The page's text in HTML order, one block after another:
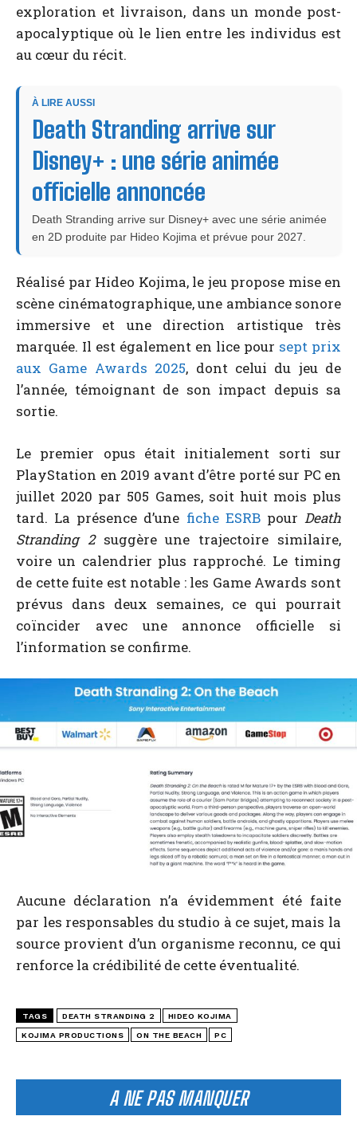
A NE PAS MANQUER
exploration et livraison, dans un monde post-
apocalyptique où le lien entre les individus est
au cœur du récit.
À LIRE AUSSI
Death Stranding arrive sur
Disney+ : une série animée
officielle annoncée
Death Stranding arrive sur Disney+ avec une série animée
en 2D produite par Hideo Kojima et prévue pour 2027.
Réalisé par Hideo Kojima, le jeu propose mise en
scène cinématographique, une ambiance sonore
immersive et une direction artistique très
marquée. Il est également en lice pour sept prix
aux Game Awards 2025, dont celui du jeu de
l’année, témoignant de son impact depuis sa
sortie.
Le premier opus était initialement sorti sur
PlayStation en 2019 avant d’être porté sur PC en
juillet 2020 par 505 Games, soit huit mois plus
tard. La présence d’une fiche ESRBpourDeath
Stranding 2suggère une trajectoire similaire,
voire un calendrier plus rapproché. Le timing
de cette fuite est notable : les Game Awards sont
prévus dans deux semaines, ce qui pourrait
coïncider avec une annonce officielle si
l’information se confirme.
Aucune déclaration n’a évidemment été faite
par les responsables du studio à ce sujet, mais la
source provient d’un organisme reconnu, ce qui
renforce la crédibilité de cette éventualité.
TAGS DEATH STRANDING 2 HIDEO KOJIMA
KOJIMA PRODUCTIONS ON THE BEACH PC